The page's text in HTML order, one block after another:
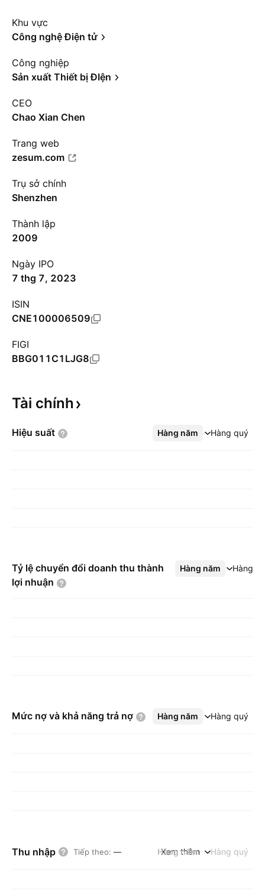
Khu vực
Công nghệ Điện tử
Công nghiệp
Sản xuất Thiết bị ĐIện
CEO
Chao Xian Chen
Trang web
zesum.com
Trụ sở chính
Shenzhen
Thành lập
2009
Ngày IPO
7 thg 7, 2023
ISIN
CNE100006509
FIGI
BBG011C1LJG8
Tài chính
Hiệu suất Hàng năm Hàng quý
Xem thêm
Tỷ lệ chuyển đổi doanh thu thành
lợi nhuận
Hàng năm Hàng
Xem thêm
Mức nợ và khả năng trả nợ Hàng năm Hàng quý
Xem thêm
Thu nhập Tiếp theo: — Hàng năm Hàng quý
Xem thêm